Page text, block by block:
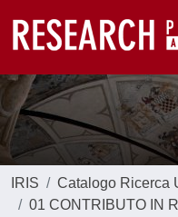
IRIS
Catalogo Ricerca
01 CONTRIBUTO IN